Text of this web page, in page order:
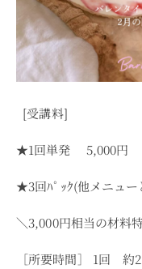
[受講料]
★1回単発 5,000円
★3回ﾊﾟｯｸ(他メニュ
＼3,000円相当の材料
［所要時間］ 1回 約2